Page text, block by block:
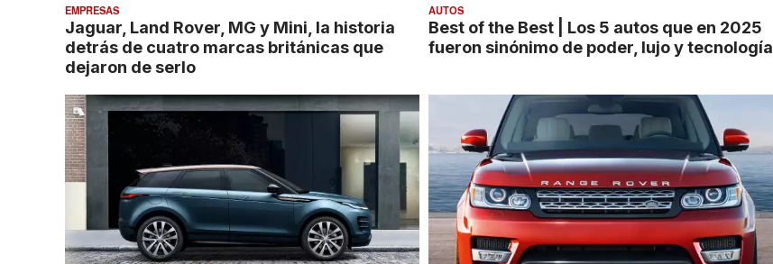
EMPRESAS
Jaguar, Land Rover, MG y Mini, la historia
detrás de cuatro marcas británicas que
dejaron de serlo
AUTOS
Best of the Best | Los 5 autos que en 2025
fueron sinónimo de poder, lujo y tecnología